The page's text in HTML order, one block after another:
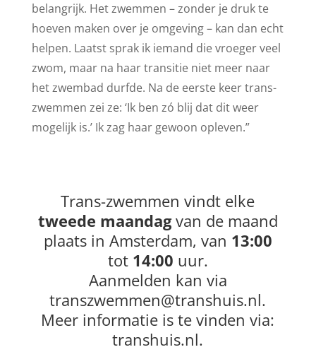
belangrijk. Het zwemmen – zonder je druk te
hoeven maken over je omgeving – kan dan echt
helpen. Laatst sprak ik iemand die vroeger veel
zwom, maar na haar transitie niet meer naar
het zwembad durfde. Na de eerste keer trans-
zwemmen zei ze: ‘Ik ben zó blij dat dit weer
mogelijk is.’ Ik zag haar gewoon opleven.”
Trans-zwemmen vindt elke
tweede maandagvan de maand
plaats in Amsterdam, van 13:00
tot 14:00 uur.
Aanmelden kan via
transzwemmen@transhuis.nl.
Meer informatie is te vinden via:
transhuis.nl.